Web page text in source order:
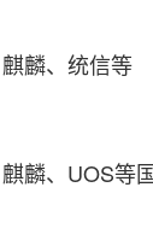
麒麟、统信等
麒麟、UOS等